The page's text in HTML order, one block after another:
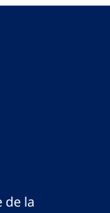
de la